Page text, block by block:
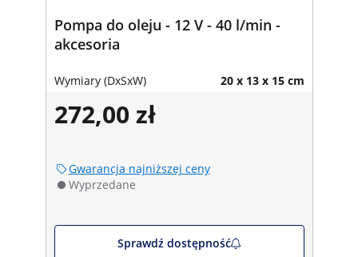
Pompa do oleju - 12 V - 40 l/min -
akcesoria
Wymiary (DxSxW) 20 x 13 x 15 cm
272,00 zł
Gwarancja najniższej ceny
Wyprzedane
Sprawdź dostępność